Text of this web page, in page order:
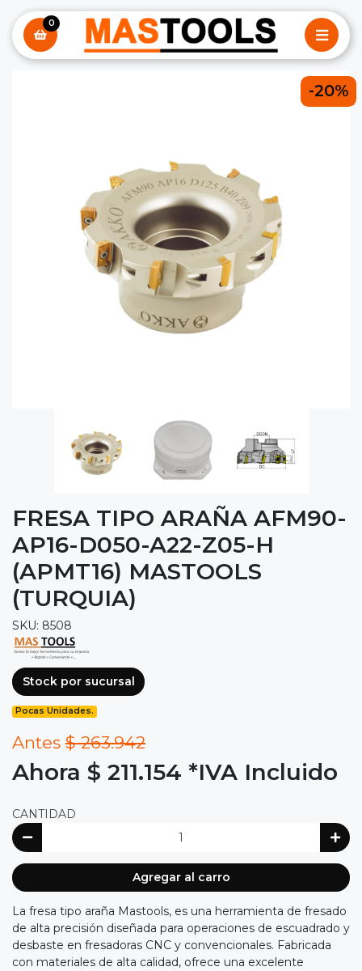
0
-20%
FRESA TIPO ARAÑA AFM90-
AP16-D050-A22-Z05-H
(APMT16) MASTOOLS
(TURQUIA)
SKU: 8508
Stock por sucursal
Pocas Unidades.
Antes $ 263.942
Ahora $ 211.154 *IVA Incluido
CANTIDAD
Agregar al carro
La fresa tipo araña Mastools, es una herramienta de fresado
de alta precisión diseñada para operaciones de escuadrado y
desbaste en fresadoras CNC y convencionales. Fabricada
con materiales de alta calidad, ofrece una excelente